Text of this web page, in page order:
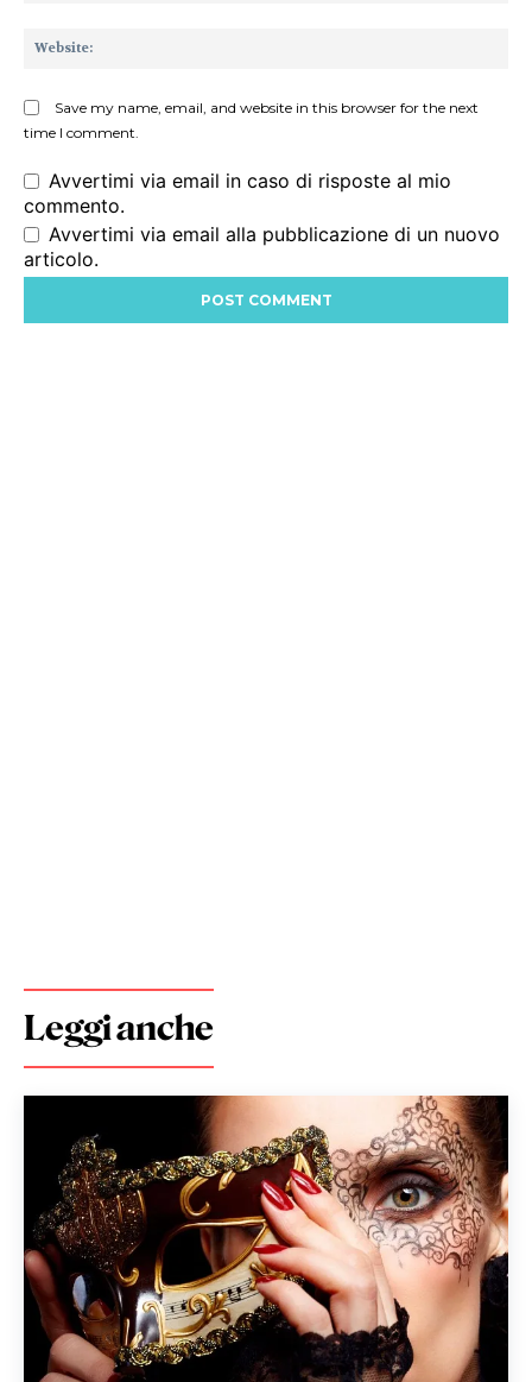
Save my name, email, and website in this browser for the next
time I comment.
Avvertimi via email in caso di risposte al mio
commento.
Avvertimi via email alla pubblicazione di un nuovo
articolo.
Leggi anche